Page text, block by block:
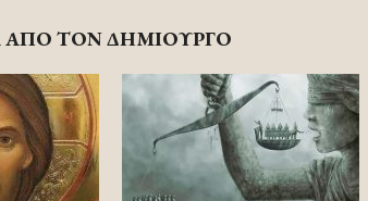
ΑΠΟ ΤΟΝ ΔΗΜΙΟΥΡΓΟ